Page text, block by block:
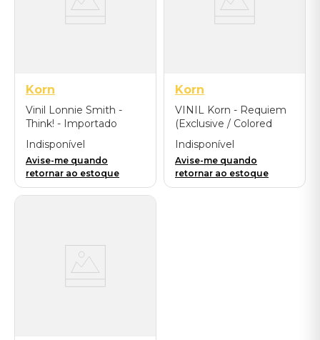
Korn
Vinil Lonnie Smith -
Think! - Importado
Indisponível
Avise-me quando
retornar ao estoque
Korn
VINIL Korn - Requiem
(Exclusive / Colored
Vinyl) - Importado
Indisponível
Avise-me quando
retornar ao estoque